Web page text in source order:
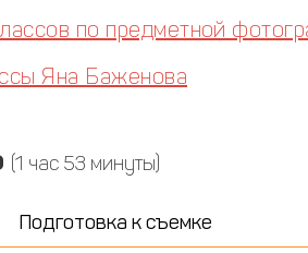
по предметной
Яна Баженова
(1 час 53 минуты)
Подготовка к съемке